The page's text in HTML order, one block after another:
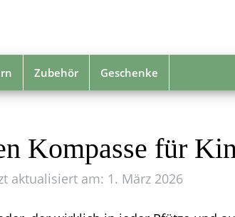
Zubehör Geschenke
Kompasse für
aktualisiert am: 1. März 2026